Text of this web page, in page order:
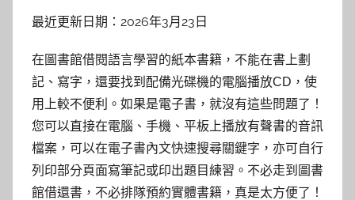
書
館
參
考
服
最近更新日期：2026年3月23日
在圖書館借閱語言學習的紙本書籍，不能在書上劃
記、寫字，還要找到配備光碟機的電腦播放CD，使
用上較不便利。如果是電子書，就沒有這些問題了！
您可以直接在電腦、手機、平板上播放有聲書的音訊
檔案，可以在電子書內文快速搜尋關鍵字，亦可自行
列印部分頁面寫筆記或印出題目練習。不必走到圖書
館借還書，不必排隊預約實體書籍，真是太方便了！